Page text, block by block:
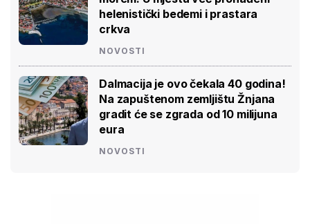
helenistički bedemi i prastara
crkva
NOVOSTI
Dalmacija je ovo čekala 40 godina!
Na zapuštenom zemljištu Žnjana
gradit će se zgrada od 10 milijuna
eura
NOVOSTI